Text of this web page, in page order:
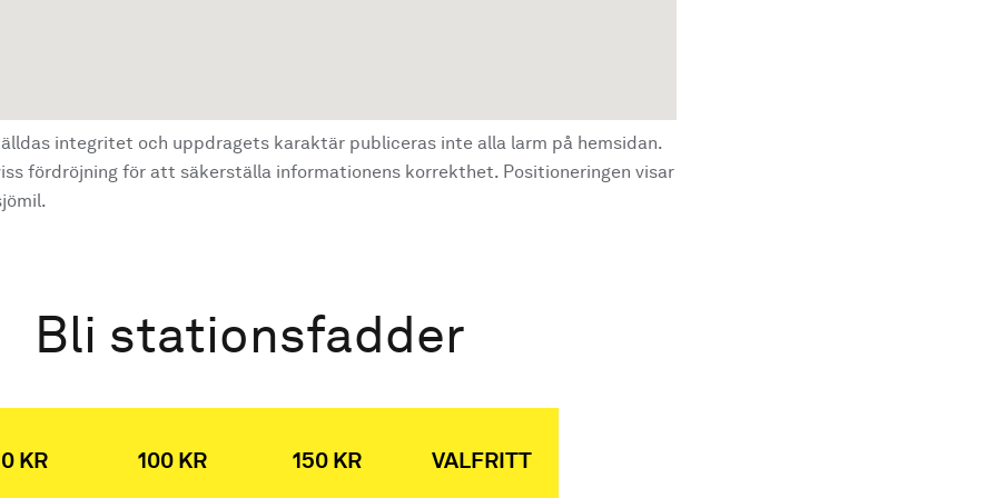
integritet och uppdragets karaktär publiceras inte alla larm på hemsidan.
fördröjning för att säkerställa informationens korrekthet. Positioneringen visar
Bli stationsfadder
KR 100 KR 150 KR VALFRITT